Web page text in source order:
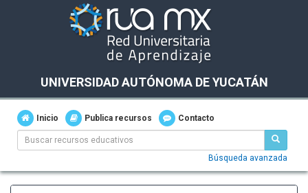
UNIVERSIDAD AUTÓNOMA DE YUCATÁN
Inicio Publica recursos Contacto
Búsqueda avanzada